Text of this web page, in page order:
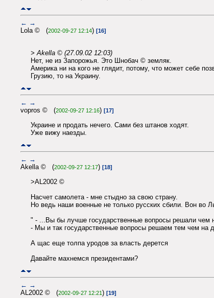
← →
Lola © (2002-09-27 12:14) [16]
> Akella © (27.09.02 12:03)
Нет, не из Запорожья. Это Шнобач © земляк.
Америка ни на кого не глядит, потому, что может себе
Грузию, то на Украину.
← →
vopros © (2002-09-27 12:16) [17]
Украине и продать нечего. Сами без штанов ходят.
Уже вижу наезды.
← →
Akella © (2002-09-27 12:17) [18]
>AL2002 ©
Насчет самолета - мне стыдно за свою страну.
Но ведь наши военные не только русских сбили. Вон во
" - ...Вы бы лучше государственные вопросы решали чем
- Мы и так государственные вопросы решаем тем чем на
А щас еще толпа уродов за власть дерется
Давайте махнемся президентами?
← →
AL2002 © (2002-09-27 12:21 ) [19]